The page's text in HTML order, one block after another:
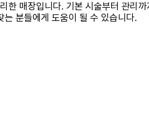
매장입니다. 기본 시술부터 관리
분들에게 도움이 될 수 있습니다.